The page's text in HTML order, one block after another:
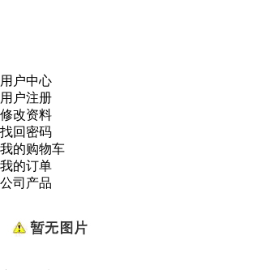
用户中心
用户注册
修改资料
找回密码
我的购物车
我的订单
公司产品